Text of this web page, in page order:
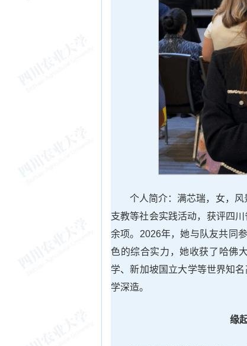
个人简介：满芯瑞，女，
支教等社会实践活动，获评四
余项。2026年，她与队友共同
色的综合实力，她收获了哈佛
学、新加坡国立大学等世界知
学深造。
缘